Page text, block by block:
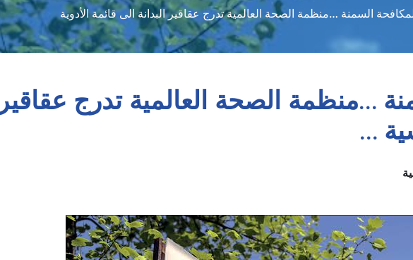
السمنة …منظمة الصحة العالمية تدرج عقاقير البدانة الى قائمة الأدوية
…منظمة الصحة العالمية تدرج عقاقير
…